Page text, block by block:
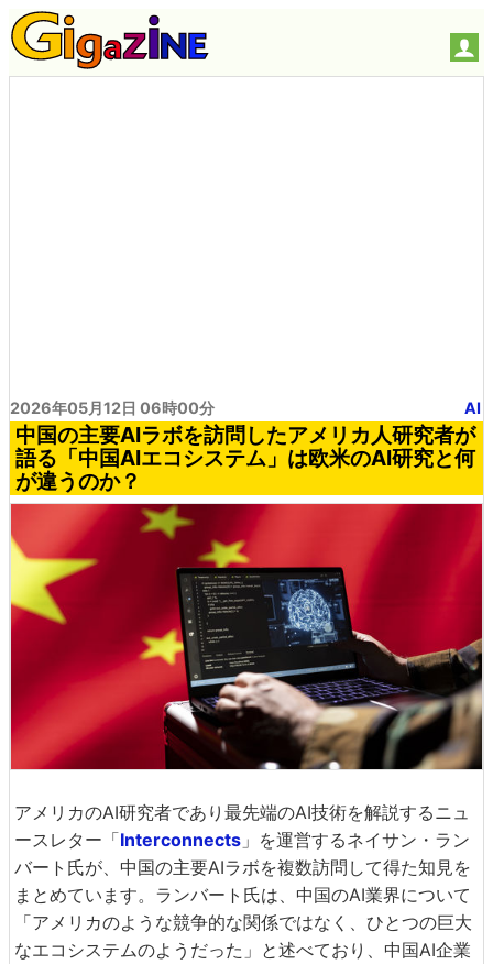
2026年05月12日 06時00分 AI
中国の主要AIラボを訪問したアメリカ人研究者が
語る「中国AIエコシステム」は欧米のAI研究と何
が違うのか？
アメリカのAI研究者であり最先端のAI技術を解説するニュ
ースレター「Interconnects 」を運営するネイサン・ラン
バート氏が、中国の主要AIラボを複数訪問して得た知見を
まとめています。ランバート氏は、中国のAI業界について
「アメリカのような競争的な関係ではなく、ひとつの巨大
なエコシステムのようだった」と述べており、中国AI企業